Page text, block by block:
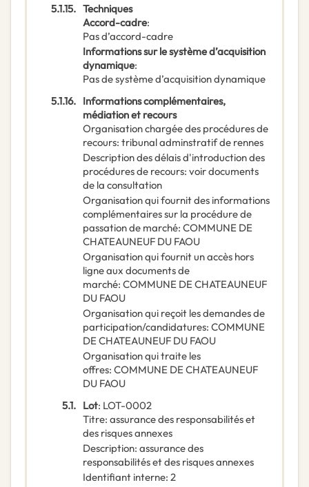
5.1.15. Techniques
Accord-cadre:
Pas d’accord-cadre
Informations sur le système d’acquisition
dynamique:
Pas de système d’acquisition dynamique
5.1.16. Informations complémentaires,
médiation et recours
Organisation chargée des procédures de
recours: tribunal adminstratif de rennes
Description des délais d'introduction des
procédures de recours: voir documents
de la consultation
Organisation qui fournit des informations
complémentaires sur la procédure de
passation de marché: COMMUNE DE
CHATEAUNEUF DU FAOU
Organisation qui fournit un accès hors
ligne aux documents de
marché: COMMUNE DE CHATEAUNEUF
DU FAOU
Organisation qui reçoit les demandes de
participation/candidatures: COMMUNE
DE CHATEAUNEUF DU FAOU
Organisation qui traite les
offres: COMMUNE DE CHATEAUNEUF
DU FAOU
5.1. Lot: LOT-0002
Titre: assurance des responsabilités et
des risques annexes
Description: assurance des
responsabilités et des risques annexes
Identifiant interne: 2